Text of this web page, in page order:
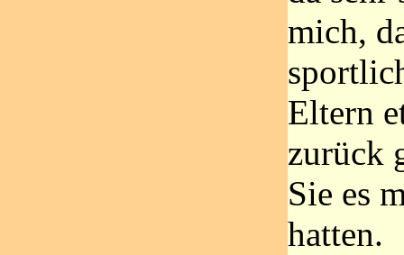
mich,
Eltern
zurück
Sie es
hatten.